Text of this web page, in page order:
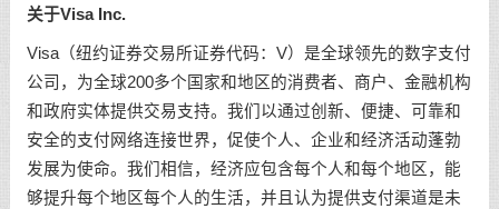
关于Visa Inc.
Visa（纽约证券交易所证券代码：V）是全球领先的数字支付
公司，为全球200多个国家和地区的消费者、商户、金融机构
和政府实体提供交易支持。我们以通过创新、便捷、可靠和
安全的支付网络连接世界，促使个人、企业和经济活动蓬勃
发展为使命。我们相信，经济应包含每个人和每个地区，能
够提升每个地区每个人的生活，并且认为提供支付渠道是未